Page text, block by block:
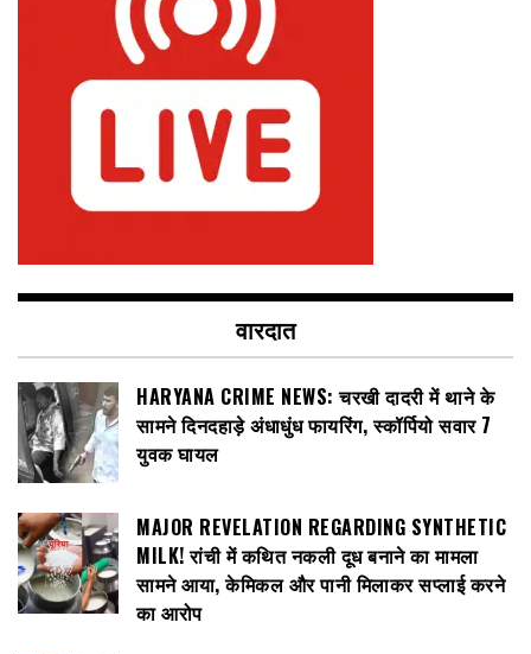
वारदात
HARYANA CRIME NEWS: चरखी दादरी में थाने के
सामने दिनदहाड़े अंधाधुंध फायरिंग, स्कॉर्पियो सवार 7
युवक घायल
MAJOR REVELATION REGARDING SYNTHETIC
MILK! रांची में कथित नकली दूध बनाने का मामला
सामने आया, केमिकल और पानी मिलाकर सप्लाई करने
का आरोप